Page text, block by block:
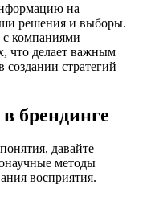
на
решения и выборы.
компаниями
что делает важным
стратегий
брендинге
давайте
методы
восприятия.